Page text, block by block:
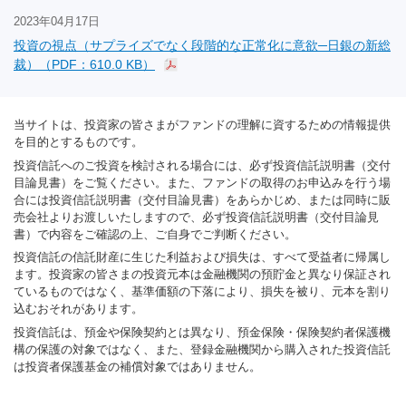
2023年04月17日
投資の視点（サプライズでなく段階的な正常化に意欲─日銀の新総
裁）（PDF：610.0 KB）
当サイトは、投資家の皆さまがファンドの理解に資するための情報提供
を目的とするものです。
投資信託へのご投資を検討される場合には、必ず投資信託説明書（交付
目論見書）をご覧ください。また、ファンドの取得のお申込みを行う場
合には投資信託説明書（交付目論見書）をあらかじめ、または同時に販
売会社よりお渡しいたしますので、必ず投資信託説明書（交付目論見
書）で内容をご確認の上、ご自身でご判断ください。
投資信託の信託財産に生じた利益および損失は、すべて受益者に帰属し
ます。投資家の皆さまの投資元本は金融機関の預貯金と異なり保証され
ているものではなく、基準価額の下落により、損失を被り、元本を割り
込むおそれがあります。
投資信託は、預金や保険契約とは異なり、預金保険・保険契約者保護機
構の保護の対象ではなく、また、登録金融機関から購入された投資信託
は投資者保護基金の補償対象ではありません。